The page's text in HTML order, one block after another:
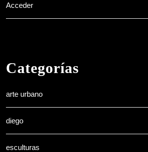
Acceder
Categorías
arte urbano
diego
esculturas